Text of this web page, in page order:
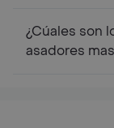
¿Cúales son
asadores